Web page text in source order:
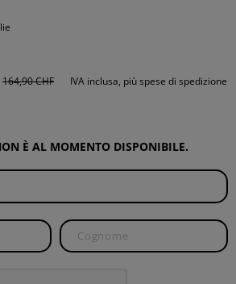
164,90 CHF IVA inclusa, più spese di spedizione
È AL MOMENTO DISPONIBILE.